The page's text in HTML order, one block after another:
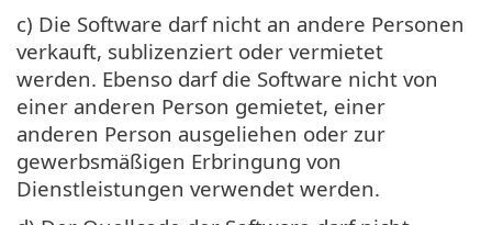
c) Die Software darf nicht an andere Personen
verkauft, sublizenziert oder vermietet
werden. Ebenso darf die Software nicht von
einer anderen Person gemietet, einer
anderen Person ausgeliehen oder zur
gewerbsmäßigen Erbringung von
Dienstleistungen verwendet werden.